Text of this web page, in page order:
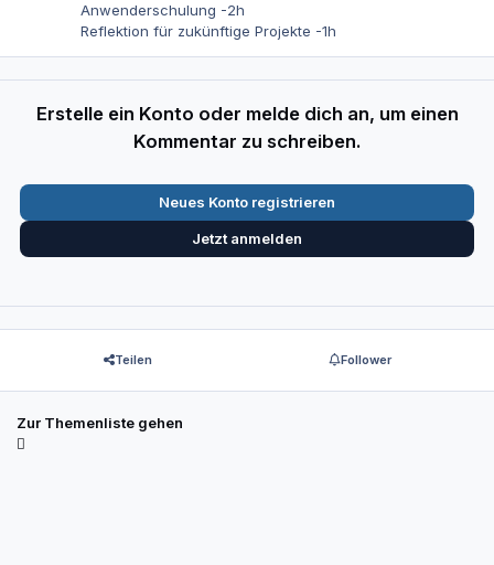
Anwenderschulung -2h
Reflektion für zukünftige Projekte -1h
Erstelle ein Konto oder melde dich an, um einen
Kommentar zu schreiben.
Neues Konto registrieren
Jetzt anmelden
Teilen Follower
Zur Themenliste gehen